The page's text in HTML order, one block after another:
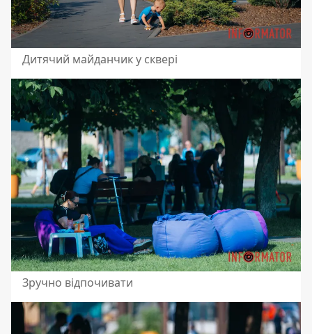
Дитячий майданчик у сквері
Зручно відпочивати